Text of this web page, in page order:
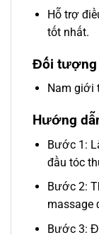
Hỗ trợ
tốt nhất.
Đối tượng
Nam giới
Hướng
Bước 1:
đầu tóc
Bước 2:
massage
Bước 3: